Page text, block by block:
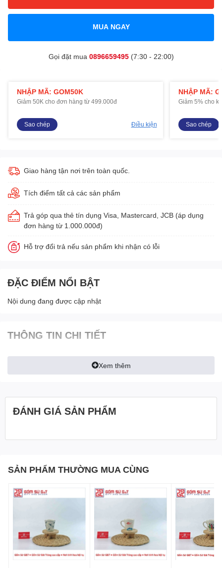
MUA NGAY
Gọi đặt mua 0896659495(7:30 - 22:00)
NHẬP MÃ: GOM50K
Giảm 50K cho đơn hàng từ 499.000đ
Sao chép Điều kiện
NHẬP MÃ:
Giảm 5% cho
Sao chép
Giao hàng tận nơi trên toàn quốc.
Tích điểm tất cả các sản phẩm
Trả góp qua thẻ tín dụng Visa, Mastercard, JCB (áp dụng
đơn hàng từ 1.000.000đ)
Hỗ trợ đổi trả nếu sản phẩm khi nhận có lỗi
ĐẶC ĐIỂM NỔI BẬT
Nội dung đang được cập nhật
THÔNG TIN CHI TIẾT
Xem thêm
ĐÁNH GIÁ SẢN PHẨM
SẢN PHẨM THƯỜNG MUA CÙNG